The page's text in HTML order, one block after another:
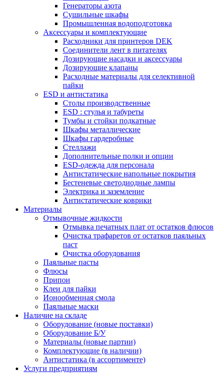
Генераторы азота
Сушильные шкафы
Промышленная водоподготовка
Аксессуары и комплектующие
Расходники для принтеров DEK
Соединители лент в питателях
Дозирующие насадки и аксессуары
Дозирующие клапаны
Расходные материалы для селективной
пайки
ESD и антистатика
Столы производственные
ESD : cтулья и табуреты
Тумбы и стойки подкатные
Шкафы металлические
Шкафы гардеробные
Стеллажи
Дополнительные полки и опции
ESD-одежда для персонала
Антистатические напольные покрытия
Бестеневые светодиодные лампы
Электрика и заземление
Антистатические коврики
Материалы
Отмывочные жидкости
Отмывка печатных плат от остатков флюсов
Очистка трафаретов от остатков паяльных
паст
Очистка оборудования
Паяльные пасты
Флюсы
Припои
Клеи для пайки
Ионообменная смола
Паяльные маски
Наличие на складе
Оборудование (новые поставки)
Оборудование Б/У
Материалы (новые партии)
Комплектующие (в наличии)
Антистатика (в ассортименте)
Услуги предприятиям